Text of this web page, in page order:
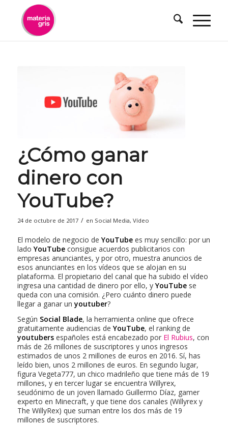
contenido
¿Cómo ganar
dinero con
YouTube?
24 de octubre de 2017 / en Social Media, Vídeo
El modelo de negocio deYouTubees muy sencillo: por un
ladoYouTubeconsigue acuerdos publicitarios con
empresas anunciantes, y por otro, muestra anuncios de
esos anunciantes en los vídeos que se alojan en su
plataforma. El propietario del canal que ha subido el vídeo
ingresa una cantidad de dinero por ello, yYouTubese
queda con una comisión. ¿Pero cuánto dinero puede
llegar a ganar unyoutuber?
Según Social Blade, la herramienta online que ofrece
gratuitamente audiencias deYouTube, el ranking de
youtubersespañoles está encabezado por El Rubius, con
más de 26 millones de suscriptores y unos ingresos
estimados de unos 2 millones de euros en 2016. Sí, has
leído bien, unos 2 millones de euros. En segundo lugar,
figura Vegeta777, un chico madrileño que tiene más de 19
millones, y en tercer lugar se encuentra Willyrex,
seudónimo de un joven llamado Guillermo Díaz, gamer
experto en Minecraft, y que tiene dos canales (Willyrex y
The WillyRex) que suman entre los dos más de 19
millones de suscriptores.